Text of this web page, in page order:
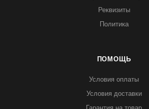
Реквизиты
Политика
ПОМОЩЬ
Условия оплаты
Условия доставки